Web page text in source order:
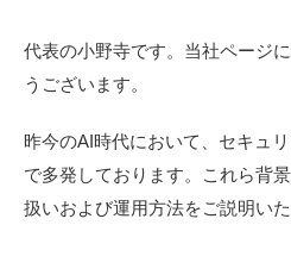
代表の小野寺です。当社ページ
うございます。
昨今のAI時代において、セキュ
で多発しております。これら背
扱いおよび運用方法をご説明いた